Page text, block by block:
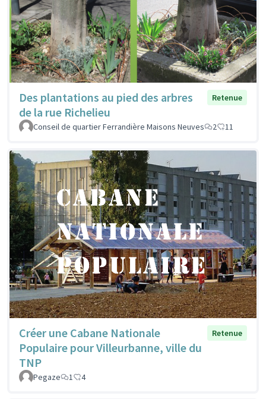
Des plantations au pied des arbres
de la rue Richelieu
Retenue
Conseil de quartier Ferrandière Maisons Neuves 2 11
Créer une Cabane Nationale
Populaire pour Villeurbanne, ville du
TNP
Retenue
Pegaze 1 4